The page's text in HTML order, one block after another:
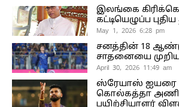
இலங்கை
கட்டியெழுப்ப புதிய
May 1, 2026 6:28 pm
சனத்தின் 18
சாதனையை
April 30, 2026 11:49 am
ஸ்ரேயாஸ் ஐயரை
கொல்கத்தா
பயிற்சியாளர்